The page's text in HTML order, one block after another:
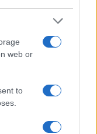
web or
to